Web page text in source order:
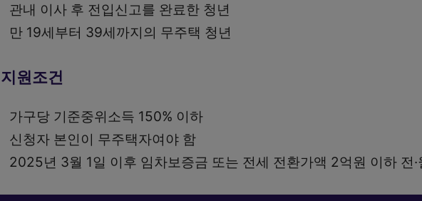
관내 이사 후 전입신고를 완료한 청년
만 19세부터 39세까지의 무주택 청년
지원조건
가구당 기준중위소득 150% 이하
신청자 본인이 무주택자여야 함
2025년 3월 1일 이후 임차보증금 또는 전세 전환가액 2억원 이하 전